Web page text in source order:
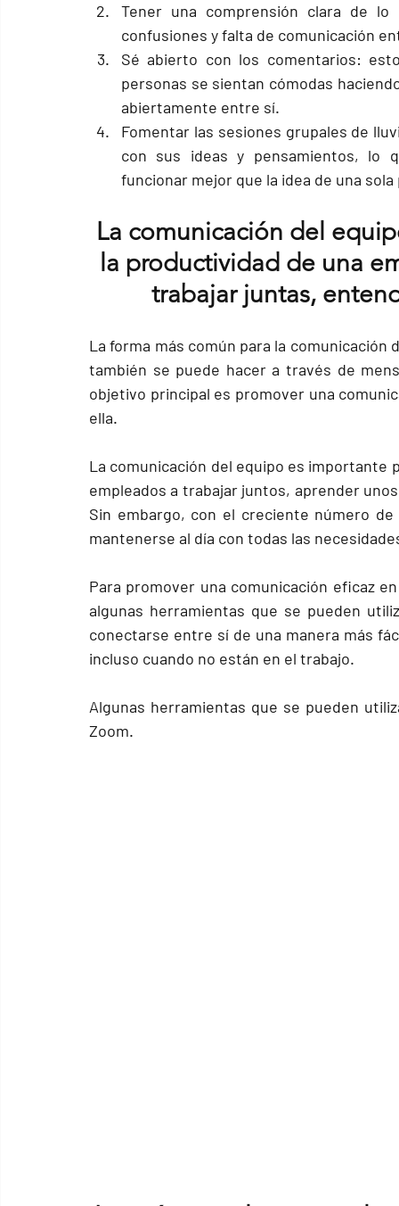
Tener una comprensión clara de lo
confusiones y falta de comunicación
Sé abierto con los comentarios:
personas se sientan cómodas
abiertamente entre sí.
Fomentar las sesiones grupales de
con sus ideas y pensamientos, lo
funcionar mejor que la idea de una
La comunicación del
la productividad de una
trabajar juntas,
La forma más común para la comunicación
también se puede hacer a través de
objetivo principal es promover una
ella.
La comunicación del equipo es importante
empleados a trabajar juntos, aprender
Sin embargo, con el creciente número
mantenerse al día con todas las
Para promover una comunicación eficaz
algunas herramientas que se pueden
conectarse entre sí de una manera más
incluso cuando no están en el trabajo.
Algunas herramientas que se pueden
Zoom.